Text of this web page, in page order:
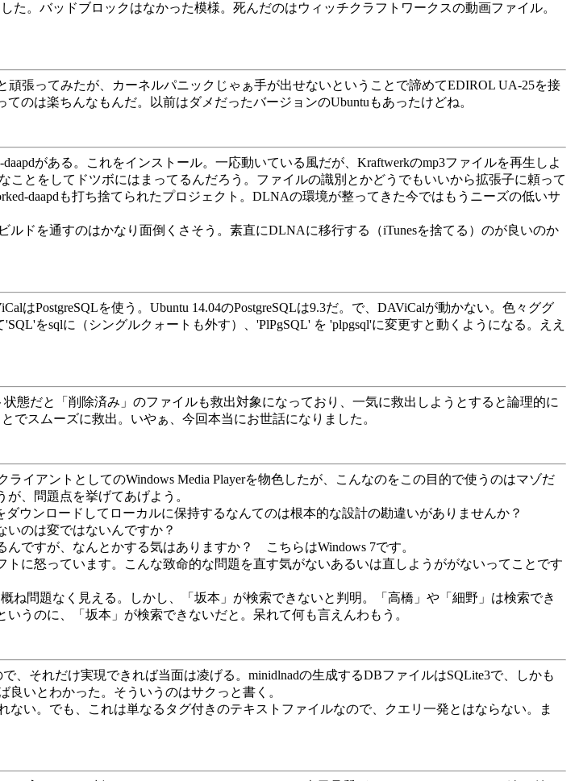
。バッドブロックはなかった模様。死んだのはウィッチクラフトワークスの動画ファイル。
張ってみたが、カーネルパニックじゃぁ手が出せないということで諦めてEDIROL UA-25を接
のは楽ちんなもんだ。以前はダメだったバージョンのUbuntuもあったけどね。
がある。これをインストール。一応動いている風だが、Kraftwerkのmp3ファイルを再生しよ
ことをしてドツボにはまってるんだろう。ファイルの識別とかどうでもいいから拡張子に頼って
daapdも打ち捨てられたプロジェクト。DLNAの環境が整ってきた今ではもうニーズの低いサ
ルドを通すのはかなり面倒くさそう。素直にDLNAに移行する（iTunesを捨てる）のが良いのか
はPostgreSQLを使う。Ubuntu 14.04のPostgreSQLは9.3だ。で、DAViCalが動かない。色々ググ
をsqlに（シングルクォートも外す）、'PlPgSQL' を 'plpgsql'に変更すと動くようになる。ええ
態だと「削除済み」のファイルも救出対象になっており、一気に救出しようとすると論理的に
でスムーズに救出。いやぁ、今回本当にお世話になりました。
イアントとしてのWindows Media Playerを物色したが、こんなのをこの目的で使うのはマゾだ
、問題点を挙げてあげよう。
ウンロードしてローカルに保持するなんてのは根本的な設計の勘違いがありませんか？
いのは変ではないんですか？
ですが、なんとかする気はありますか？ こちらはWindows 7です。
に怒っています。こんな致命的な問題を直す気がないあるいは直しようががないってことです
問題なく見える。しかし、「坂本」が検索できないと判明。「高橋」や「細野」は検索でき
うのに、「坂本」が検索できないだと。呆れて何も言えんわもう。
それだけ実現できれば当面は凌げる。minidlnadの生成するDBファイルはSQLite3で、しかも
良いとわかった。そういうのはサクっと書く。
い。でも、これは単なるタグ付きのテキストファイルなので、クエリ一発とはならない。ま